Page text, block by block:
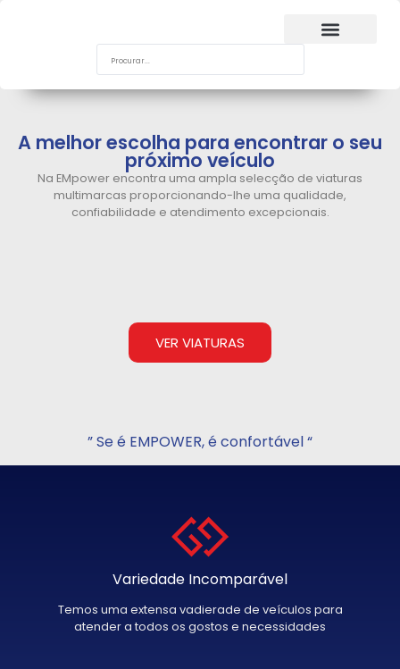
A melhor escolha para encontrar o seu
próximo veículo
Na EMpower encontra uma ampla selecção de viaturas
multimarcas proporcionando-lhe uma qualidade,
confiabilidade e atendimento excepcionais.
VER VIATURAS
” Se é EMPOWER, é confortável “
Variedade Incomparável
Temos uma extensa vadierade de veículos para
atender a todos os gostos e necessidades